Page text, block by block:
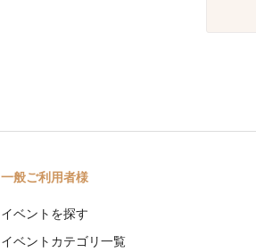
一般ご利用者様
イベントを探す
イベントカテゴリ一覧